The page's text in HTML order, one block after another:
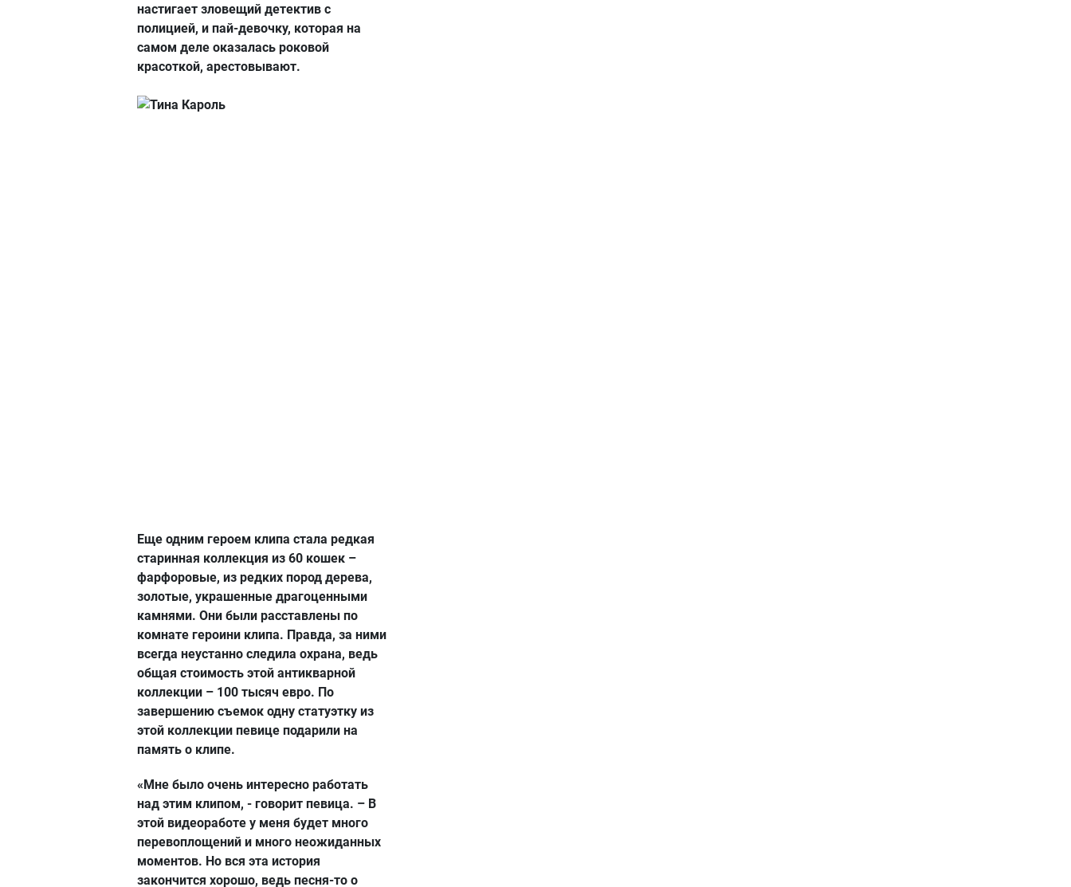
настигает зловещий детектив с
полицией, и пай-девочку, которая на
самом деле оказалась роковой
красоткой, арестовывают.
Еще одним героем клипа стала редкая
старинная коллекция из 60 кошек –
фарфоровые, из редких пород дерева,
золотые, украшенные драгоценными
камнями. Они были расставлены по
комнате героини клипа. Правда, за ними
всегда неустанно следила охрана, ведь
общая стоимость этой антикварной
коллекции – 100 тысяч евро. По
завершению съемок одну статуэтку из
этой коллекции певице подарили на
память о клипе.
«Мне было очень интересно работать
над этим клипом, - говорит певица. – В
этой видеоработе у меня будет много
перевоплощений и много неожиданных
моментов. Но вся эта история
закончится хорошо, ведь песня-то о